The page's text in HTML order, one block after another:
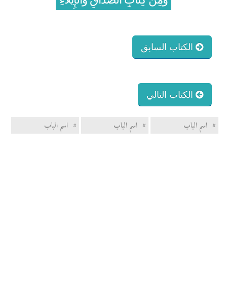
الكتاب السابق
الكتاب التالي
# اسم الباب # اسم الباب # اسم الباب